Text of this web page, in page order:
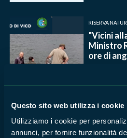
Questo sito web utilizza i cookie
Utilizziamo i cookie per
annunci, per fornire funzionalità
RISERVA
"Vicini
Ministro
ore di
LUG
RISERVA